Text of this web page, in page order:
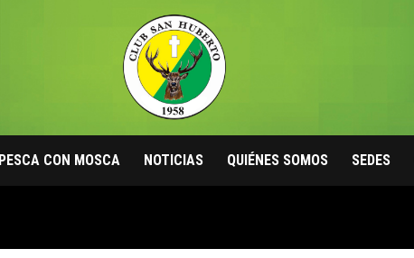
PESCA CON MOSCA NOTICIAS QUIÉNES SOMOS SEDES